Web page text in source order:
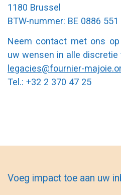
1180 Brussel
BTW-nummer: BE 0886 551
Neem contact met ons
uw wensen in alle discretie
legacies@fournier-
Tel.: +32 2 370 47 25
Voeg impact toe aan uw